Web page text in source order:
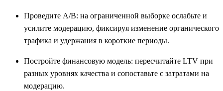
Проведите A/B: на ограниченной выборке ослабьте и
усилите модерацию, фиксируя изменение органического
трафика и удержания в короткие периоды.
Постройте финансовую модель: пересчитайте LTV при
разных уровнях качества и сопоставьте с затратами на
модерацию.